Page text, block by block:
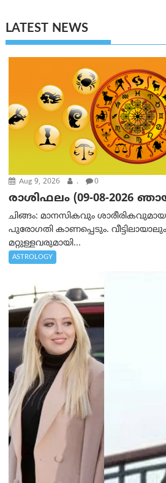
LATEST NEWS
Aug 9, 2026 . 0
രാശിഫലം (09-08-2026
ചിങ്ങം: മാനസികവും
പുരോഗതി കാണപ്പെടും.
മറ്റുള്ളവരുമായി...
ASTROLOGY